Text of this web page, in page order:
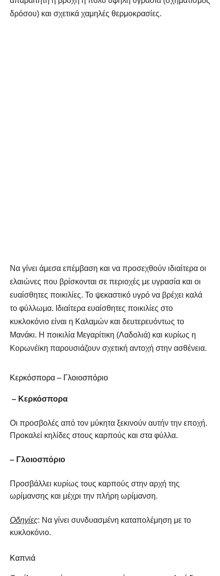
δρόσου) και σχετικά χαμηλές θερμοκρασίες.
Να γίνει άμεσα επέμβαση και να προσεχθούν ιδιαίτερα οι
ελαιώνες που βρίσκονται σε περιοχές με υγρασία και οι
ευαίσθητες ποικιλίες. Το ψεκαστικό υγρό να βρέχει καλά
το φύλλωμα. Ιδιαίτερα ευαίσθητες ποικιλίες στο
κυκλοκόνιο είναι η Καλαμών και δευτερευόντως το
Μανάκι. Η ποικιλία Μεγαρίτικη (Λαδολιά) και κυρίως η
Κορωνέϊκη παρουσιάζουν σχετική αντοχή στην ασθένεια.
Κερκόσπορα – Γλοιοσπόριο
– Κερκόσπορα
Οι προσβολές από τον μύκητα ξεκινούν αυτήν την εποχή.
Προκαλεί κηλίδες στους καρπούς και στα φύλλα.
– Γλοιοσπόριο
Προσβάλλει κυρίως τους καρπούς στην αρχή της
ωρίμανσης και μέχρι την πλήρη ωρίμανση.
Οδηγίες: Να γίνει συνδυασμένη καταπολέμηση με το
κυκλοκόνιο.
Καπνιά